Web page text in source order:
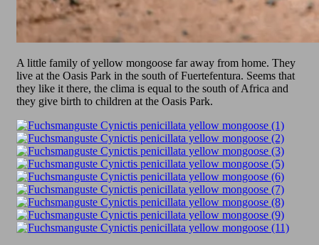
A little family of yellow mongoose far away from home. They
live at the Oasis Park in the south of Fuertefentura. Seems that
they like it there, the clima is equal to the south of Africa and
they give birth to children at the Oasis Park.